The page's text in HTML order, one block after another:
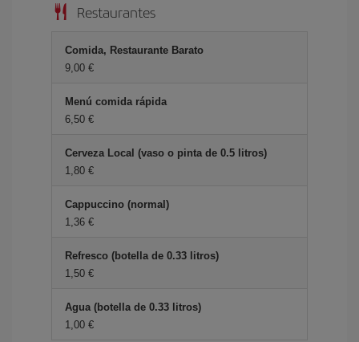
Restaurantes
Comida, Restaurante Barato
9,00 €
Menú comida rápida
6,50 €
Cerveza Local (vaso o pinta de 0.5 litros)
1,80 €
Cappuccino (normal)
1,36 €
Refresco (botella de 0.33 litros)
1,50 €
Agua (botella de 0.33 litros)
1,00 €